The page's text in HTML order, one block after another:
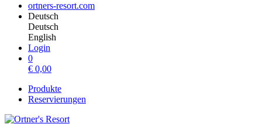
ortners-resort.com
Deutsch
Deutsch
English
Login
0
€ 0,00
Produkte
Reservierungen